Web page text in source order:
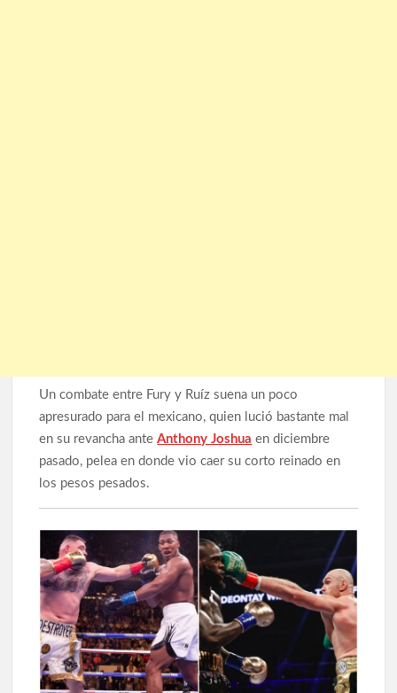
Un combate entre Fury y Ruíz suena un poco
apresurado para el mexicano, quien lució bastante mal
en su revancha anteAnthony Joshua en diciembre
pasado, pelea en donde vio caer su corto reinado en
los pesos pesados.